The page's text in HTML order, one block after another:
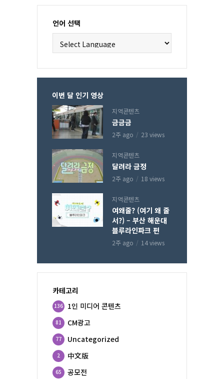
언어 선택
이번 달 인기 영상
지역콘텐츠
금금금
2주 ago 23 views
지역콘텐츠
달려라 금정
2주 ago 18 views
지역콘텐츠
여왜줄? (여기 왜 줄
서?) – 부산 해운대
블루라인파크 편
2주 ago 14 views
카테고리
1인 미디어 콘텐츠
136
CM광고
81
Uncategorized
77
中文版
2
공모전
65